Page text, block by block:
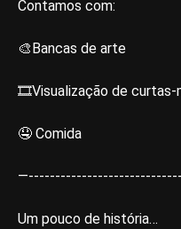
Contamos com:
🎨Bancas de arte
🎞️Visualização de curtas-
🤤 Comida
Um pouco de história…